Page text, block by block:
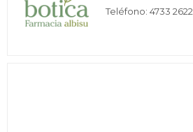
Teléfono: 4733 2622